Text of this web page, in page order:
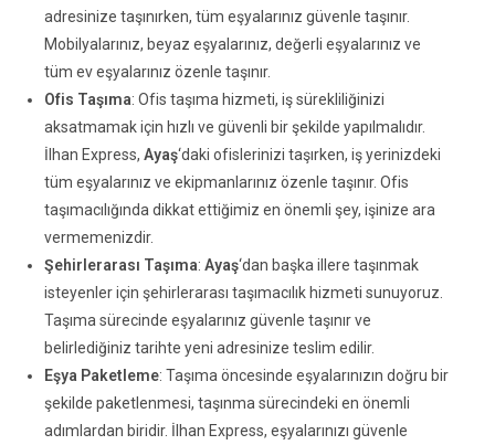
adresinize taşınırken, tüm eşyalarınız güvenle taşınır.
Mobilyalarınız, beyaz eşyalarınız, değerli eşyalarınız ve
tüm ev eşyalarınız özenle taşınır.
Ofis Taşıma: Ofis taşıma hizmeti, iş sürekliliğinizi
aksatmamak için hızlı ve güvenli bir şekilde yapılmalıdır.
İlhan Express, Ayaş‘daki ofislerinizi taşırken, iş yerinizdeki
tüm eşyalarınız ve ekipmanlarınız özenle taşınır. Ofis
taşımacılığında dikkat ettiğimiz en önemli şey, işinize ara
vermemenizdir.
Şehirlerarası Taşıma: Ayaş‘dan başka illere taşınmak
isteyenler için şehirlerarası taşımacılık hizmeti sunuyoruz.
Taşıma sürecinde eşyalarınız güvenle taşınır ve
belirlediğiniz tarihte yeni adresinize teslim edilir.
Eşya Paketleme: Taşıma öncesinde eşyalarınızın doğru bir
şekilde paketlenmesi, taşınma sürecindeki en önemli
adımlardan biridir. İlhan Express, eşyalarınızı güvenle